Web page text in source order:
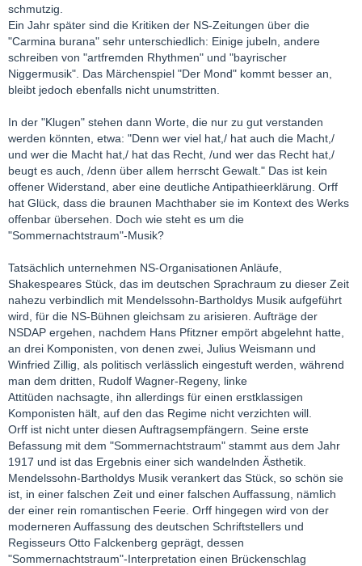
schmutzig.
Ein Jahr später sind die Kritiken der NS-Zeitungen über die
"Carmina burana" sehr unterschiedlich: Einige jubeln, andere
schreiben von "artfremden Rhythmen" und "bayrischer
Niggermusik". Das Märchenspiel "Der Mond" kommt besser an,
bleibt jedoch ebenfalls nicht unumstritten.
In der "Klugen" stehen dann Worte, die nur zu gut verstanden
werden könnten, etwa: "Denn wer viel hat,/ hat auch die Macht,/
und wer die Macht hat,/ hat das Recht, /und wer das Recht hat,/
beugt es auch, /denn über allem herrscht Gewalt." Das ist kein
offener Widerstand, aber eine deutliche Antipathieerklärung. Orff
hat Glück, dass die braunen Machthaber sie im Kontext des Werks
offenbar übersehen. Doch wie steht es um die
"Sommernachtstraum"-Musik?
Tatsächlich unternehmen NS-Organisationen Anläufe,
Shakespeares Stück, das im deutschen Sprachraum zu dieser Zeit
nahezu verbindlich mit Mendelssohn-Bartholdys Musik aufgeführt
wird, für die NS-Bühnen gleichsam zu arisieren. Aufträge der
NSDAP ergehen, nachdem Hans Pfitzner empört abgelehnt hatte,
an drei Komponisten, von denen zwei, Julius Weismann und
Winfried Zillig, als politisch verlässlich eingestuft werden, während
man dem dritten, Rudolf Wagner-Regeny, linke
Attitüden nachsagte, ihn allerdings für einen erstklassigen
Komponisten hält, auf den das Regime nicht verzichten will.
Orff ist nicht unter diesen Auftragsempfängern. Seine erste
Befassung mit dem "Sommernachtstraum" stammt aus dem Jahr
1917 und ist das Ergebnis einer sich wandelnden Ästhetik.
Mendelssohn-Bartholdys Musik verankert das Stück, so schön sie
ist, in einer falschen Zeit und einer falschen Auffassung, nämlich
der einer rein romantischen Feerie. Orff hingegen wird von der
moderneren Auffassung des deutschen Schriftstellers und
Regisseurs Otto Falckenberg geprägt, dessen
"Sommernachtstraum"-Interpretation einen Brückenschlag